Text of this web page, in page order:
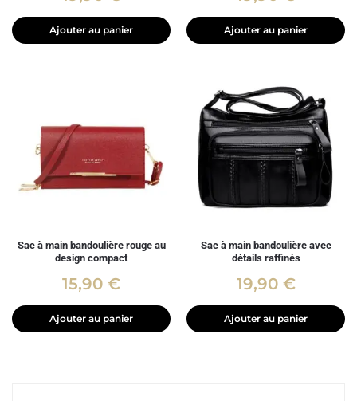
Ajouter au panier Ajouter au panier
Sac à main bandoulière rouge au
design compact
15,90 €
Ajouter au panier
Sac à main bandoulière avec
détails raffinés
19,90 €
Ajouter au panier